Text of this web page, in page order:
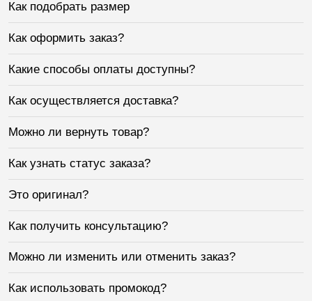
Как подобрать размер
Как оформить заказ?
Какие способы оплаты доступны?
Как осуществляется доставка?
Можно ли вернуть товар?
Как узнать статус заказа?
Это оригинал?
Как получить консультацию?
Можно ли изменить или отменить заказ?
Как использовать промокод?